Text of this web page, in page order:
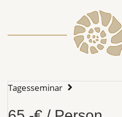
Tagesseminar